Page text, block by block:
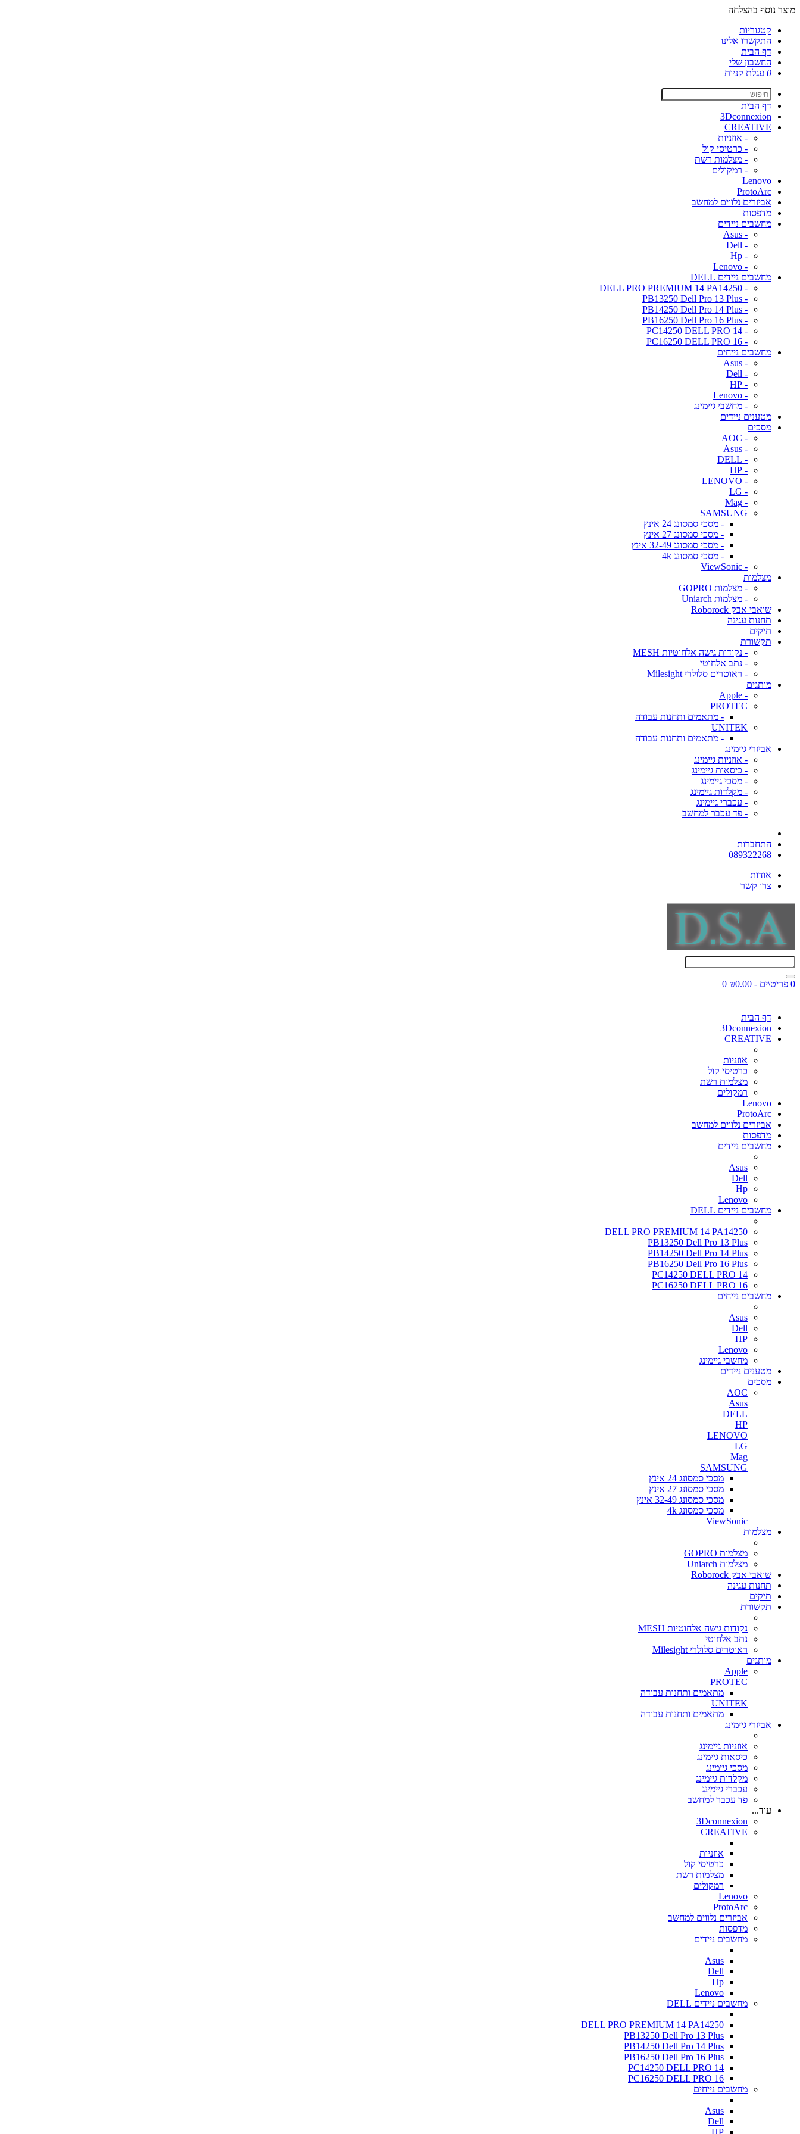
מוצר נוסף בהצלחה
קטגוריות
התקשרו אלינו
דף הבית
החשבון שלי
0 עגלת קניות
דף הבית
3Dconnexion
CREATIVE
- אוזניות
- כרטיסי קול
- מצלמות רשת
- רמקולים
Lenovo
ProtoArc
אביזרים נלווים למחשב
מדפסות
מחשבים ניידים
- Asus
- Dell
- Hp
- Lenovo
מחשבים ניידים DELL
- DELL PRO PREMIUM 14 PA14250
- PB13250 Dell Pro 13 Plus
- PB14250 Dell Pro 14 Plus
- PB16250 Dell Pro 16 Plus
- PC14250 DELL PRO 14
- PC16250 DELL PRO 16
מחשבים נייחים
- Asus
- Dell
- HP
- Lenovo
- מחשבי גיימינג
מטענים ניידים
מסכים
- AOC
- Asus
- DELL
- HP
- LENOVO
- LG
- Mag
SAMSUNG
- מסכי סמסונג 24 אינץ
- מסכי סמסונג 27 אינץ
- מסכי סמסונג 32-49 אינץ
- מסכי סמסונג 4k
- ViewSonic
מצלמות
- מצלמות GOPRO
- מצלמות Uniarch
שואבי אבק Roborock
תחנות עגינה
תיקים
תקשורת
- נקודות גישה אלחוטיות MESH
- נתב אלחוטי
- ראוטרים סלולרי Milesight
מותגים
- Apple
PROTEC
- מתאמים ותחנות עבודה
UNITEK
- מתאמים ותחנות עבודה
אביזרי גיימינג
- אוזניות גיימינג
- כיסאות גיימינג
- מסכי גיימינג
- מקלדות גיימינג
- עכברי גיימינג
- פד עכבר למחשב
התחברות
089322268
אודות
צרו קשר
0 פריט\ים - ₪0.00 0
דף הבית
3Dconnexion
CREATIVE
אוזניות
כרטיסי קול
מצלמות רשת
רמקולים
Lenovo
ProtoArc
אביזרים נלווים למחשב
מדפסות
מחשבים ניידים
Asus
Dell
Hp
Lenovo
מחשבים ניידים DELL
DELL PRO PREMIUM 14 PA14250
PB13250 Dell Pro 13 Plus
PB14250 Dell Pro 14 Plus
PB16250 Dell Pro 16 Plus
PC14250 DELL PRO 14
PC16250 DELL PRO 16
מחשבים נייחים
Asus
Dell
HP
Lenovo
מחשבי גיימינג
מטענים ניידים
מסכים
AOC
Asus
DELL
HP
LENOVO
LG
Mag
SAMSUNG
מסכי סמסונג 24 אינץ
מסכי סמסונג 27 אינץ
מסכי סמסונג 32-49 אינץ
מסכי סמסונג 4k
ViewSonic
מצלמות
מצלמות GOPRO
מצלמות Uniarch
שואבי אבק Roborock
תחנות עגינה
תיקים
תקשורת
נקודות גישה אלחוטיות MESH
נתב אלחוטי
ראוטרים סלולרי Milesight
מותגים
Apple
PROTEC
מתאמים ותחנות עבודה
UNITEK
מתאמים ותחנות עבודה
אביזרי גיימינג
אוזניות גיימינג
כיסאות גיימינג
מסכי גיימינג
מקלדות גיימינג
עכברי גיימינג
פד עכבר למחשב
עוד...
3Dconnexion
CREATIVE
אוזניות
כרטיסי קול
מצלמות רשת
רמקולים
Lenovo
ProtoArc
אביזרים נלווים למחשב
מדפסות
מחשבים ניידים
Asus
Dell
Hp
Lenovo
מחשבים ניידים DELL
DELL PRO PREMIUM 14 PA14250
PB13250 Dell Pro 13 Plus
PB14250 Dell Pro 14 Plus
PB16250 Dell Pro 16 Plus
PC14250 DELL PRO 14
PC16250 DELL PRO 16
מחשבים נייחים
Asus
Dell
HP